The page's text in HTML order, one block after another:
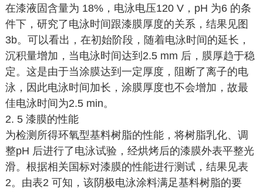
在漆液固含量为 18%，电泳电压120 V，pH 为6 的条
件下，研究了电泳时间跟漆膜厚度的关系，结果见图
3b。可以看出，在初始阶段，随着电泳时间的延长，
沉积量增加，当电泳时间达到2.5 mm 后，膜厚趋于稳
定。这是由于当涂膜达到一定厚度，阻断了离子的电
泳，因此电泳时间加长，涂膜厚度也不会增加，故最
佳电泳时间为2.5 min。
2. 5 漆膜的性能
为检测所得环氧型基料树脂的性能，将树脂乳化、调
整pH 后进行了电泳试验，经烘烤后的漆膜外表平整光
滑。根据相关国标对漆膜的性能进行测试，结果见表
2。由表2 可知，该阴极电泳涂料满足基料树脂的要